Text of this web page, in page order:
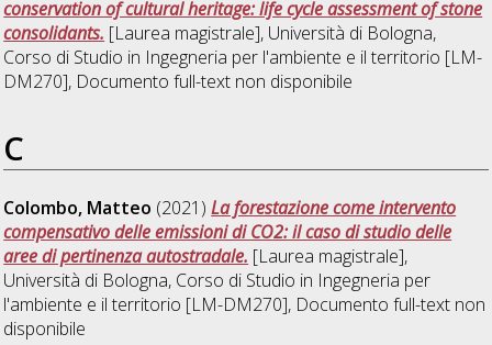
conservation of cultural heritage: life cycle assessment of stone
consolidants. [Laurea magistrale], Università di Bologna,
Corso di Studio in Ingegneria per l'ambiente e il territorio [LM-
DM270], Documento full-text non disponibile
C
Colombo, Matteo (2021)La forestazione come intervento
compensativo delle emissioni di CO2: il caso di studio delle
aree di pertinenza autostradale. [Laurea magistrale],
Università di Bologna, Corso di Studio in Ingegneria per
l'ambiente e il territorio [LM-DM270], Documento full-text non
disponibile